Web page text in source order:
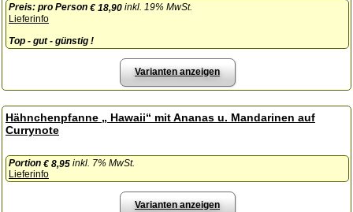
Preis: pro Person € 18,90 inkl. 19% MwSt.
Lieferinfo
Top - gut - günstig !
Varianten anzeigen
Hähnchenpfanne „ Hawaii“ mit Ananas u. Mandarinen auf
Currynote
Portion € 8,95 inkl. 7% MwSt.
Lieferinfo
Varianten anzeigen